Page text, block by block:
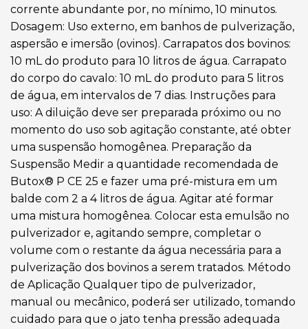
corrente abundante por, no mínimo, 10 minutos.
Dosagem: Uso externo, em banhos de pulverização,
aspersão e imersão (ovinos). Carrapatos dos bovinos:
10 mL do produto para 10 litros de água. Carrapato
do corpo do cavalo: 10 mL do produto para 5 litros
de água, em intervalos de 7 dias. Instruções para
uso: A diluição deve ser preparada próximo ou no
momento do uso sob agitação constante, até obter
uma suspensão homogênea. Preparação da
Suspensão Medir a quantidade recomendada de
Butox® P CE 25 e fazer uma pré-mistura em um
balde com 2 a 4 litros de água. Agitar até formar
uma mistura homogênea. Colocar esta emulsão no
pulverizador e, agitando sempre, completar o
volume com o restante da água necessária para a
pulverização dos bovinos a serem tratados. Método
de Aplicação Qualquer tipo de pulverizador,
manual ou mecânico, poderá ser utilizado, tomando
cuidado para que o jato tenha pressão adequada